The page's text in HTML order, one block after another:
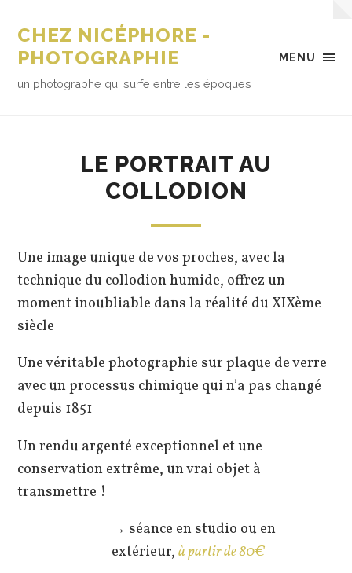
MENU
CHEZ NICÉPHORE -
PHOTOGRAPHIE
un photographe qui surfe entre les époques
LE PORTRAIT AU
COLLODION
Une image unique de vos proches, avec la
technique du collodion humide, offrez un
moment inoubliable dans la réalité du XIXème
siècle
Une véritable photographie sur plaque de verre
avec un processus chimique qui n’a pas changé
depuis 1851
Un rendu argenté exceptionnel et une
conservation extrême, un vrai objet à
transmettre !
→ séance en studio ou en
extérieur,à partir de 80€